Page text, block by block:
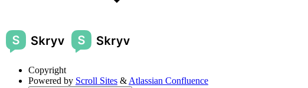
Copyright
Powered by Scroll Sites & Atlassian Confluence